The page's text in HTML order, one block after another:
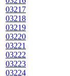
03217
03218
03219
03220
03221
03222
03223
03224